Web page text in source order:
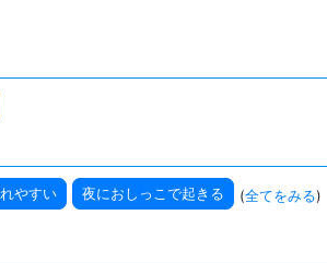
やすい 夜におしっこで起きる (全てをみる)